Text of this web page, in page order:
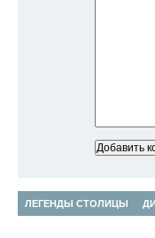
ЛЕГЕНДЫ СТОЛИЦЫ